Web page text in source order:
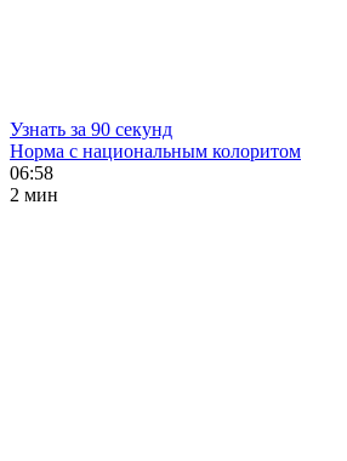
Узнать за 90 секунд
Норма с национальным колоритом
06:58
2 мин